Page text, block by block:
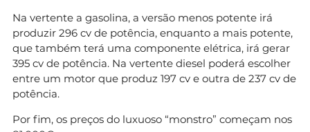
Na vertente a gasolina, a versão menos potente irá
produzir 296 cv de potência, enquanto a mais potente,
que também terá uma componente elétrica, irá gerar
395 cv de potência. Na vertente diesel poderá escolher
entre um motor que produz 197 cv e outra de 237 cv de
potência.
Por fim, os preços do luxuoso “monstro” começam nos